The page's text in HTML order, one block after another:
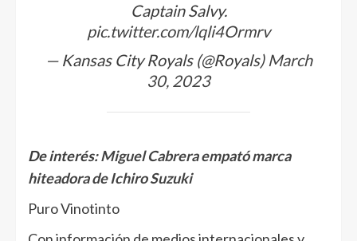
Captain Salvy.
pic.twitter.com/lqli4Ormrv
— Kansas City Royals (@Royals) March
30, 2023
De interés:Miguel Cabrera empató marca
hiteadora de Ichiro Suzuki
Puro Vinotinto